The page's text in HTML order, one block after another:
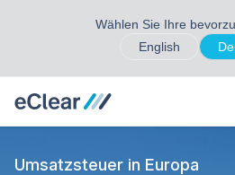
Wählen Sie Ihre
English
Umsatzsteuer in Europa